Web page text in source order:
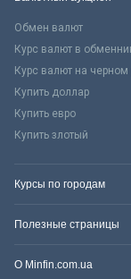
Обмен валют
Курс валют в
Курс валют на черном
Купить доллар
Купить евро
Купить злотый
Курсы по городам
Полезные страницы
О Minfin.com.ua